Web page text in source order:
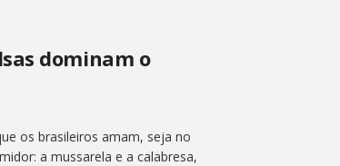
dominam o
os brasileiros amam, seja no
a mussarela e a calabresa,